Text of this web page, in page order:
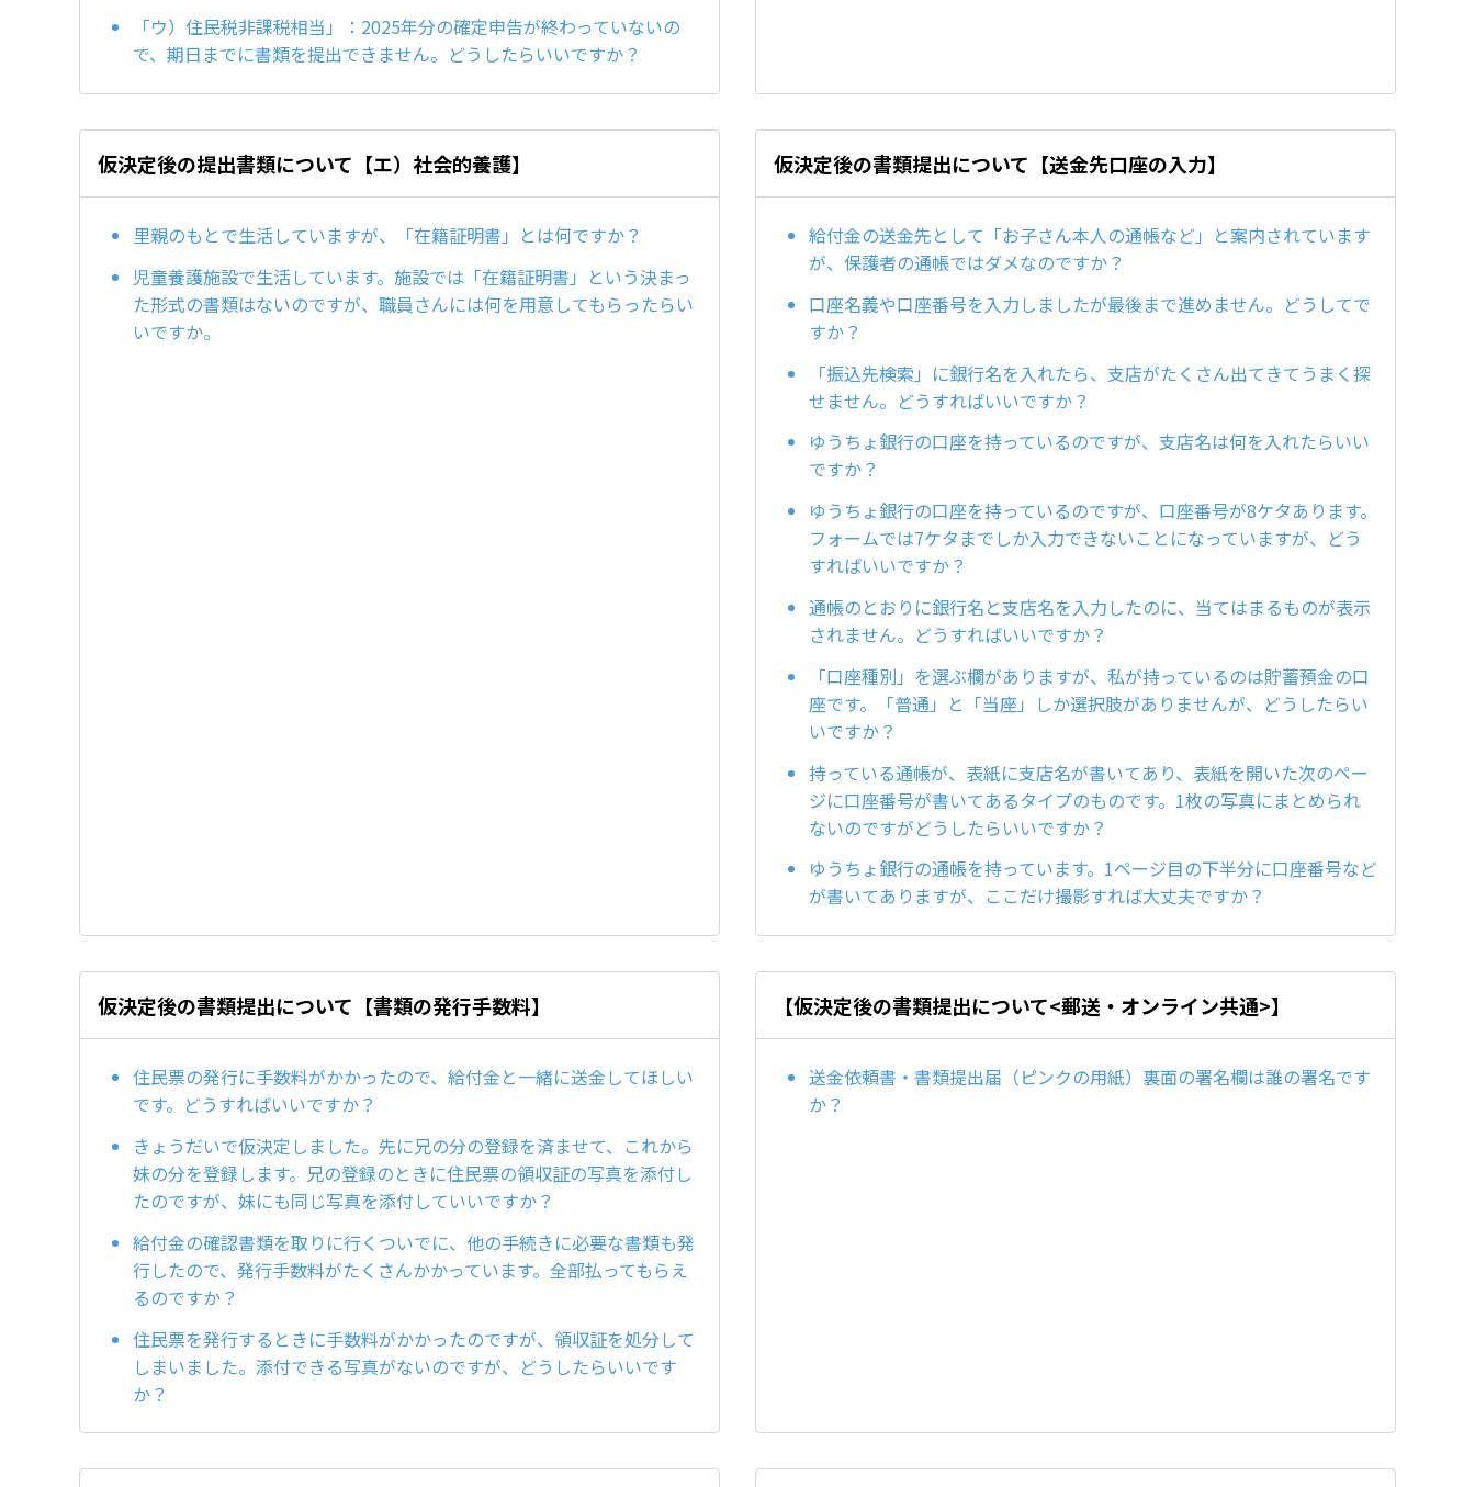
「ウ）住民税非課税相当」：2025年分の確定申告が終わっていないの
で、期日までに書類を提出できません。どうしたらいいですか？
仮決定後の提出書類について【エ）社会的養護】
里親のもとで生活していますが、「在籍証明書」とは何ですか？
児童養護施設で生活しています。施設では「在籍証明書」という決まっ
た形式の書類はないのですが、職員さんには何を用意してもらったらい
いですか。
仮決定後の書類提出について【送金先口座の入力】
給付金の送金先として「お子さん本人の通帳など」と案内されています
が、保護者の通帳ではダメなのですか？
口座名義や口座番号を入力しましたが最後まで進めません。どうしてで
すか？
「振込先検索」に銀行名を入れたら、支店がたくさん出てきてうまく探
せません。どうすればいいですか？
ゆうちょ銀行の口座を持っているのですが、支店名は何を入れたらいい
ですか？
ゆうちょ銀行の口座を持っているのですが、口座番号が8ケタあります。
フォームでは7ケタまでしか入力できないことになっていますが、どう
すればいいですか？
通帳のとおりに銀行名と支店名を入力したのに、当てはまるものが表示
されません。どうすればいいですか？
「口座種別」を選ぶ欄がありますが、私が持っているのは貯蓄預金の口
座です。「普通」と「当座」しか選択肢がありませんが、どうしたらい
いですか？
持っている通帳が、表紙に支店名が書いてあり、表紙を開いた次のペー
ジに口座番号が書いてあるタイプのものです。1枚の写真にまとめられ
ないのですがどうしたらいいですか？
ゆうちょ銀行の通帳を持っています。1ページ目の下半分に口座番号など
が書いてありますが、ここだけ撮影すれば大丈夫ですか？
仮決定後の書類提出について【書類の発行手数料】
住民票の発行に手数料がかかったので、給付金と一緒に送金してほしい
です。どうすればいいですか？
きょうだいで仮決定しました。先に兄の分の登録を済ませて、これから
妹の分を登録します。兄の登録のときに住民票の領収証の写真を添付し
たのですが、妹にも同じ写真を添付していいですか？
給付金の確認書類を取りに行くついでに、他の手続きに必要な書類も発
行したので、発行手数料がたくさんかかっています。全部払ってもらえ
るのですか？
住民票を発行するときに手数料がかかったのですが、領収証を処分して
しまいました。添付できる写真がないのですが、どうしたらいいです
か？
【仮決定後の書類提出について<郵送・オンライン共通>】
送金依頼書・書類提出届（ピンクの用紙）裏面の署名欄は誰の署名です
か？